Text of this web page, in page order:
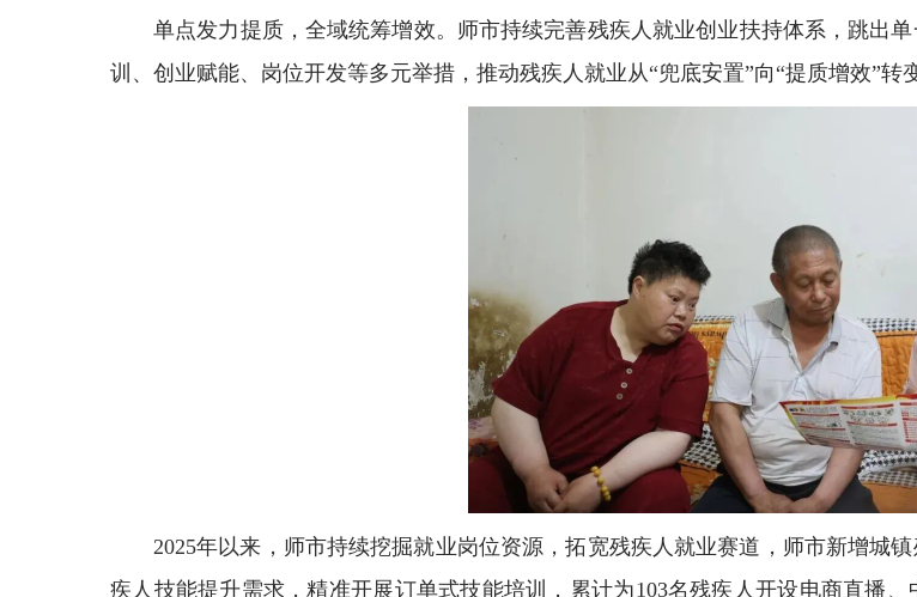
单点发力提质，全域统筹增效。师市持续完善残疾人就业创业扶持体系，跳出
训、创业赋能、岗位开发等多元举措，推动残疾人就业从“兜底安置”向“提质增效”转变
2025年以来，师市持续挖掘就业岗位资源，拓宽残疾人就业赛道，师市新增城
疾人技能提升需求，精准开展订单式技能培训，累计为103名残疾人开设电商直播